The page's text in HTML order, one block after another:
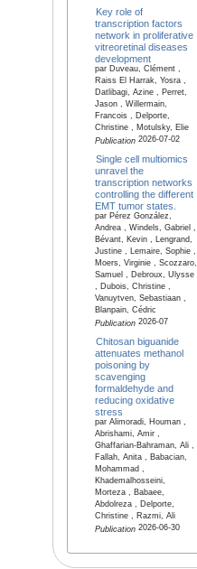
Key role of
transcription factors
network in proliferative
vitreoretinal diseases
development
par Duveau, Clément ,
Raiss El Harrak, Yosra ,
Datlibagi, Azine , Perret,
Jason , Willermain,
Francois , Delporte,
Christine , Motulsky, Elie
Publication2026-07-02
Single cell multiomics
unravel the
transcription networks
controlling the different
EMT tumor states.
par Pérez González,
Andrea , Windels, Gabriel ,
Bévant, Kevin , Lengrand,
Justine , Lemaire, Sophie ,
Moers, Virginie , Scozzaro,
Samuel , Debroux, Ulysse
, Dubois, Christine ,
Vanuytven, Sebastiaan ,
Blanpain, Cédric
Publication2026-07
Chitosan biguanide
attenuates methanol
poisoning by
scavenging
formaldehyde and
reducing oxidative
stress
par Alimoradi, Houman ,
Abrishami, Amir ,
Ghaffarian-Bahraman, Ali ,
Fallah, Anita , Babacian,
Mohammad ,
Khademalhosseini,
Morteza , Babaee,
Abdolreza , Delporte,
Christine , Razmi, Ali
Publication2026-06-30